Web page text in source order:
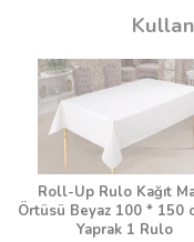
Roll-Up Rulo Kağıt
Örtüsü Beyaz 100 * 150
Yaprak 1 Rulo